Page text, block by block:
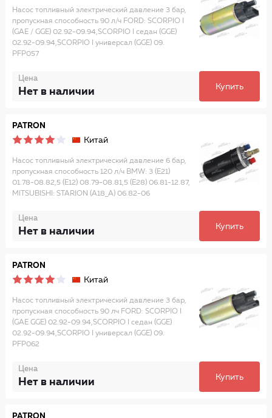
Насос топливный электрический давление 3 бар,
пропускная способность 90 л/ч FORD: SCORPIO I
(GAE / GGE) 02.92-09.94,SCORPIO I седан (GGE)
02.92-09.94,SCORPIO I универсал (GGE) 09.
PFP057
Цена
Нет в наличии Купить
PATRON
Китай
Насос топливный электрический давление 6 бар,
пропускная способность 120 л/ч BMW: 3 (E21)
01.78-08.82,5 (E12) 08.79-08.81,5 (E28) 06.81-12.87,
MITSUBISHI: STARION (A18_A) 06.82-06
Цена
Нет в наличии Купить
PATRON
Китай
Насос топливный электрический давление 3 бар,
пропускная способность 90 лч FORD: SCORPIO I
(GAE GGE) 02.92-09.94,SCORPIO I седан (GGE)
02.92-09.94,SCORPIO I универсал (GGE) 09.
PFP062
Цена
Нет в наличии Купить